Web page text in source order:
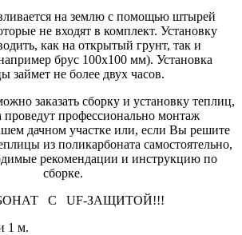
на землю с помощью штырей
не входят в комплект. Установку
как на открытый грунт, так и
брус 100х100 мм). Установка
займет не более двух часов.
заказать сборку и установку теплиц,
проведут профессионально монтаж
дачном участке или, если Вы решите
из поликарбоната самостоятельно,
рекомендации и инструкцию по
сборке.
С UF-ЗАЩИТОЙ!!!
1 м.